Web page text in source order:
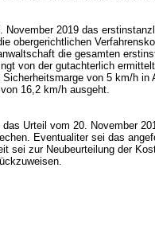
2019 das
obergerichtlichen
die gesamten
von der gutachterlich
von 5 km/h in
16,2 km/h ausgeht.
Urteil vom 20. November
Eventualiter sei das
sei zur Neubeurteilung der